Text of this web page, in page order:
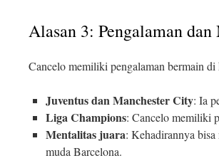
Alasan 3: Pengalaman
Cancelo memiliki pengalaman bermain
Juventus dan Manchester City: Ia
Liga Champions: Cancelo memiliki
Mentalitas juara: Kehadirannya bisa
muda Barcelona.